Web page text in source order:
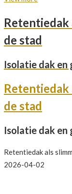
de stad
Isolatie dak en
de stad
Isolatie dak en
Retentiedak als
2026-04-02